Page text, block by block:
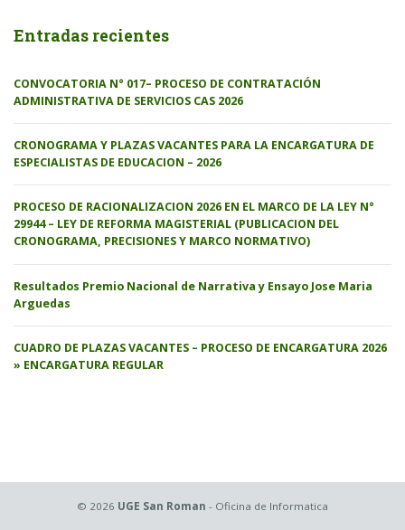
Entradas recientes
CONVOCATORIA N° 017– PROCESO DE CONTRATACIÓN
ADMINISTRATIVA DE SERVICIOS CAS 2026
CRONOGRAMA Y PLAZAS VACANTES PARA LA ENCARGATURA DE
ESPECIALISTAS DE EDUCACION – 2026
PROCESO DE RACIONALIZACION 2026 EN EL MARCO DE LA LEY N°
29944 – LEY DE REFORMA MAGISTERIAL (PUBLICACION DEL
CRONOGRAMA, PRECISIONES Y MARCO NORMATIVO)
Resultados Premio Nacional de Narrativa y Ensayo Jose Maria
Arguedas
CUADRO DE PLAZAS VACANTES – PROCESO DE ENCARGATURA 2026
» ENCARGATURA REGULAR
© 2026 UGE San Roman - Oficina de Informatica